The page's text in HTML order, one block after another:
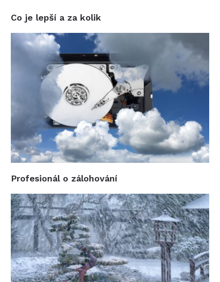
Co je lepší a za kolik
Profesionál o zálohování